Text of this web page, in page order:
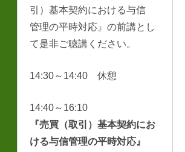
引）基本契約における与信
管理の平時対応』の前講とし
て是非ご聴講ください。
14:30～14:40 休憩
14:40～16:10
『売買（取引）基本契約にお
ける与信管理の平時対応』